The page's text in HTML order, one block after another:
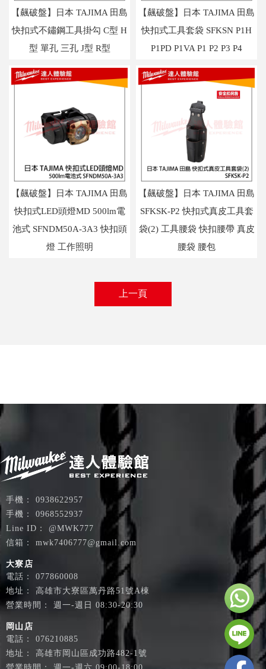
【飆破盤】日本 TAJIMA 田島
快扣式不鏽鋼工具掛勾 C型 H
型 單孔 三孔 J型 R型
【飆破盤】日本 TAJIMA 田島
快扣式工具套袋 SFKSN P1H
P1PD P1VA P1 P2 P3 P4
【飆破盤】日本 TAJIMA 田島
快扣式LED頭燈MD 500lm電
池式 SFNDM50A-3A3 快扣頭
燈 工作照明
【飆破盤】日本 TAJIMA 田島
SFKSK-P2 快扣式真皮工具套
袋(2) 工具腰袋 快扣腰帶 真皮
腰袋 腰包
上一頁
@MWK777
0968552937
0938622957
mwk7406777@gmail.com
大寮店
077860008
高雄市大寮區萬丹路51號A棟
週一-週日 08:30-20:30
岡山店
076210885
高雄市岡山區成功路482-1號